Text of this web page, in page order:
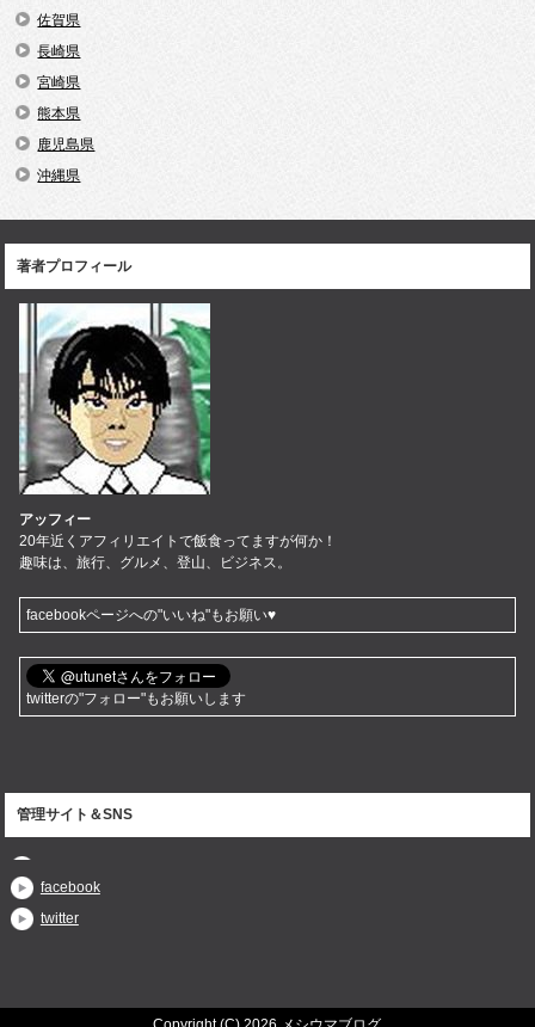
佐賀県
長崎県
宮崎県
熊本県
鹿児島県
沖縄県
著者プロフィール
アッフィー
20年近くアフィリエイトで飯食ってますが何か！
趣味は、旅行、グルメ、登山、ビジネス。
facebookページへの"いいね"もお願い♥
twitterの"フォロー"もお願いします
管理サイト＆SNS
facebook
twitter